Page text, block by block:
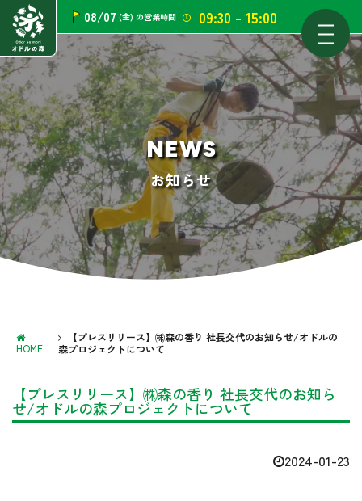
08/07 (金) の営業時間 09:30 - 15:00
NEWS
お知らせ
HOME
【プレスリリース】㈱森の香り 社長交代のお知らせ/オドルの
森プロジェクトについて
【プレスリリース】㈱森の香り 社長交代のお知ら
せ/オドルの森プロジェクトについて
2024-01-23